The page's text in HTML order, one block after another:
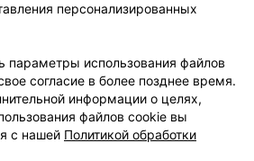
упаковке с одним флаконом и
с тремя флаконами и
с тремя ампулами; по
с пятью флаконами и
с пятью ампулами; по
с пятью флаконами и две
персонализированных
параметры использования файлов
согласие в более позднее время.
информации о целях,
файлов cookie вы
с нашей Политикой обработки